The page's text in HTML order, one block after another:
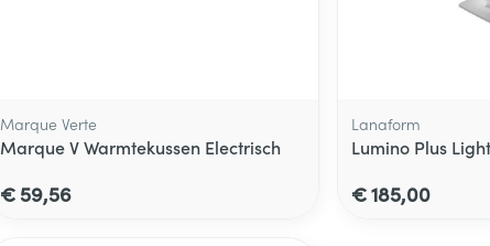
Marque Verte
Marque V Warmtekussen Electrisch
€ 59,56
Lanaform
Lumino Plus
€ 185,00